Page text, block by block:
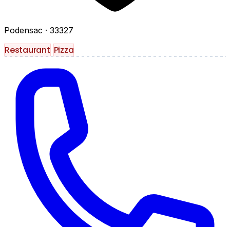
Podensac · 33327
Restaurant Pizza